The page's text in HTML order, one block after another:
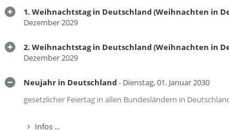
1. Weihnachtstag in Deutschland (Weihnachten in
Dezember 2029
2. Weihnachtstag in Deutschland (Weihnachten in
Dezember 2029
Neujahr in Deutschland- Dienstag, 01. Januar 2030
gesetzlicher Feiertag in allen Bundesländern in
Infos ...